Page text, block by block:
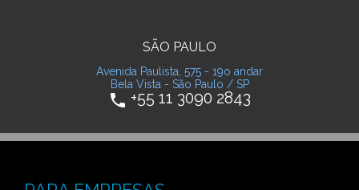
SÃO PAULO
Avenida Paulista, 575 - 19o andar
Bela Vista - São Paulo / SP
phone +55 11 3090 2843